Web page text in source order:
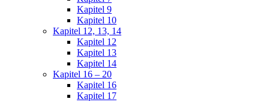
Kapitel 9
Kapitel 10
Kapitel 12, 13, 14
Kapitel 12
Kapitel 13
Kapitel 14
Kapitel 16 – 20
Kapitel 16
Kapitel 17